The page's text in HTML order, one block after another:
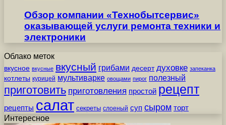
Обзор компании «Технобытсервис»
оказывающей услуги ремонта техники и
электроники
Облако меток
вкусное вкусные вкусный грибами десерт духовке запеканка
котлеты курицей мультиварке овощами пирог полезный
приготовить приготовления простой рецепт
рецепты салат секреты слоеный суп сыром торт
Интересное